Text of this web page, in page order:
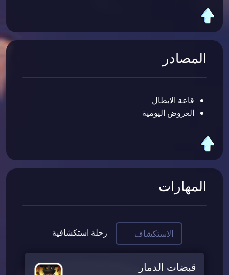
المصادر
قاعة الابطال
العروض اليومية
المهارات
الاستكشاف رحلة استكشافية
قبضات الدمار